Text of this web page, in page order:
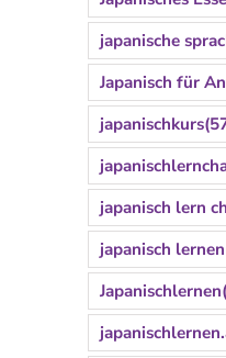
japanische
Japanisch für
japanischkurs
japanisch lern
japanisch lernen
Japanischlernen